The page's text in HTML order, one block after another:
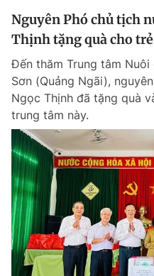
Nguyên Phó chủ tịch
Thịnh tặng quà cho
Đến thăm Trung tâm
Sơn (Quảng Ngãi),
Ngọc Thịnh đã tặng quà
trung tâm này.